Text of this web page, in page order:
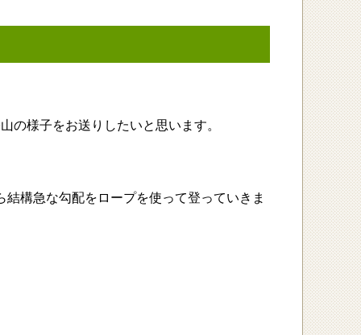
の様子をお送りしたいと思います。
構急な勾配をロープを使って登っていきま